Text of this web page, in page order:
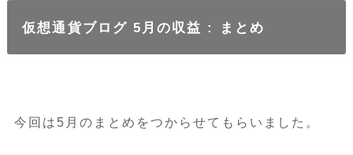
仮想通貨ブログ 5月の収益 : まとめ
今回は5月のまとめをつからせてもらいました。